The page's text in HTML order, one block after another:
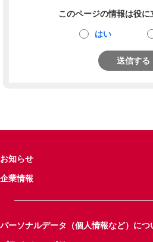
このページの情報は役に
はい
送信する
お知らせ
企業情報
パーソナルデータ（個人情報など）につ